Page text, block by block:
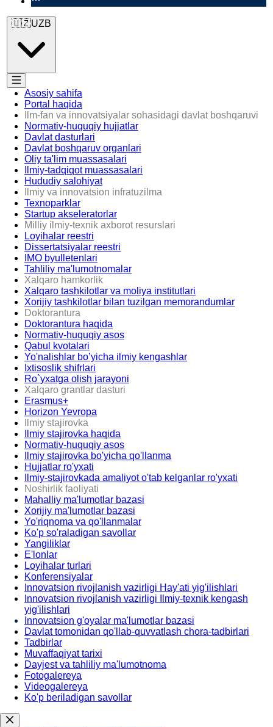
🇺🇿UZB
Asosiy sahifa
Portal haqida
Ilm-fan va innovatsiyalar sohasidagi davlat boshqaruvi
Normativ-huquqiy hujjatlar
Davlat dasturlari
Davlat boshqaruv organlari
Oliy ta'lim muassasalari
Ilmiy-tadqiqot muassasalari
Hududiy salohiyat
Ilmiy va innovatsion infratuzilma
Texnoparklar
Startup akseleratorlar
Milliy ilmiy-texnik axborot resurslari
Loyihalar reestri
Dissertatsiyalar reestri
IMO byulletenlari
Tahliliy ma'lumotnomalar
Xalqaro hamkorlik
Xalqaro tashkilotlar va moliya institutlari
Xorijiy tashkilotlar bilan tuzilgan memorandumlar
Doktorantura
Doktorantura haqida
Normativ-huquqiy asos
Qabul kvotalari
Yo'nalishlar bo’yicha ilmiy kengashlar
Ixtisoslik shifrlari
Ro`yxatga olish jarayoni
Xalqaro grantlar dasturi
Erasmus+
Horizon Yevropa
Ilmiy stajirovka
Ilmiy stajirovka haqida
Normativ-huquqiy asos
Ilmiy stajirovka bo'yicha qo'llanma
Hujjatlar ro'yxati
Ilmiy-stajirovkada amaliyot o'tab kelganlar ro'yxati
Noshirlik faoliyati
Mahalliy ma'lumotlar bazasi
Xorijiy ma'lumotlar bazasi
Yo'riqnoma va qo'llanmalar
Ko'p so'raladigan savollar
Yangiliklar
E'lonlar
Loyihalar turlari
Konferensiyalar
Innovatsion rivojlanish vazirligi Hay'ati yig'ilishlari
Innovatsion rivojlanish vazirligi Ilmiy-texnik kengash
yig'ilishlari
Innovatsion g'oyalar ma'lumotlar bazasi
Davlat tomonidan qo'llab-quvvatlash chora-tadbirlari
Tadbirlar
Muvaffaqiyat tarixi
Dayjest va tahliliy ma'lumotnoma
Fotogalereya
Videogalereya
Ko'p beriladigan savollar